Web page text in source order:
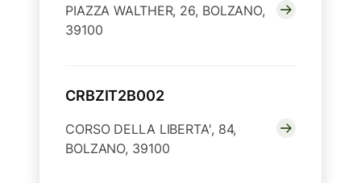
PIAZZA WALTHER, 26, BOLZANO,
39100
CRBZIT2B002
CORSO DELLA LIBERTA', 84,
BOLZANO, 39100